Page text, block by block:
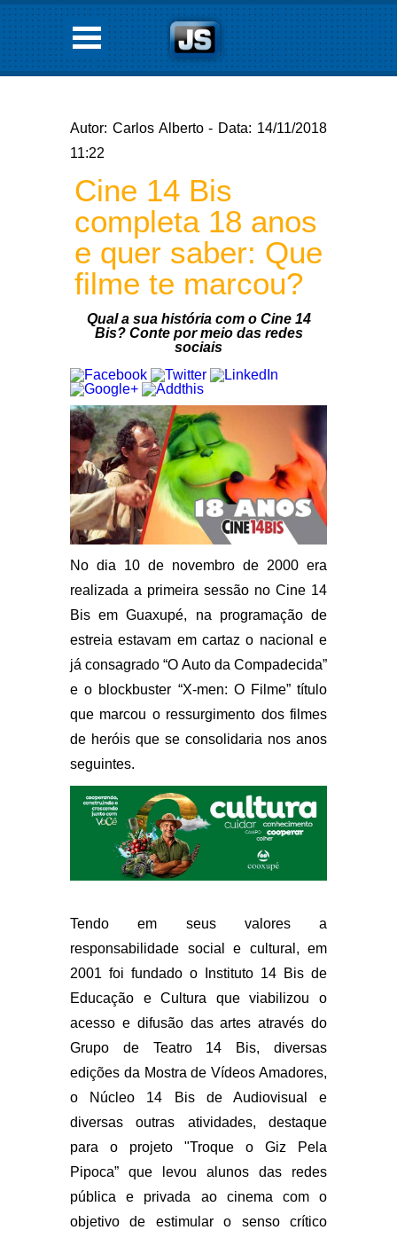
Autor: Carlos Alberto - Data: 14/11/2018
11:22
Cine 14 Bis
completa 18 anos
e quer saber: Que
filme te marcou?
Qual a sua história com o Cine 14
Bis? Conte por meio das redes
sociais
No dia 10 de novembro de 2000 era
realizada a primeira sessão no Cine 14
Bis em Guaxupé, na programação de
estreia estavam em cartaz o nacional e
já consagrado “O Auto da Compadecida”
e o blockbuster “X-men: O Filme” título
que marcou o ressurgimento dos filmes
de heróis que se consolidaria nos anos
seguintes.
Tendo em seus valores a
responsabilidade social e cultural, em
2001 foi fundado o Instituto 14 Bis de
Educação e Cultura que viabilizou o
acesso e difusão das artes através do
Grupo de Teatro 14 Bis, diversas
edições da Mostra de Vídeos Amadores,
o Núcleo 14 Bis de Audiovisual e
diversas outras atividades, destaque
para o projeto "Troque o Giz Pela
Pipoca” que levou alunos das redes
pública e privada ao cinema com o
objetivo de estimular o senso crítico